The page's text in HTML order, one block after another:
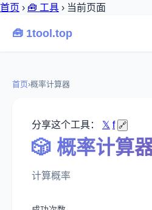
首页 › 🧰 工具 › 当前页面
🧰 1tool.top
首页›概率计算器
分享这个工具： 𝕏 f 🔗
🎲 概率计算
计算概率